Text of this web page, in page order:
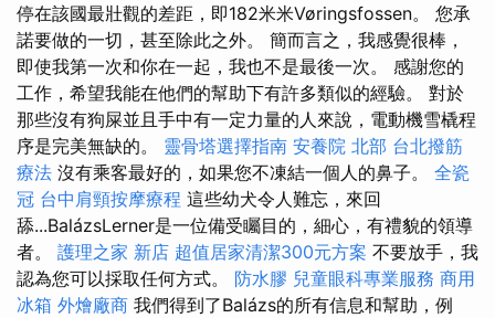
停在該國最壯觀的差距，即182米米Vøringsfossen。 您承
諾要做的一切，甚至除此之外。 簡而言之，我感覺很棒，
即使我第一次和你在一起，我也不是最後一次。 感謝您的
工作，希望我能在他們的幫助下有許多類似的經驗。 對於
那些沒有狗屎並且手中有一定力量的人來說，電動機雪橇程
序是完美無缺的。 靈骨塔選擇指南 安養院 北部 台北撥筋
療法 沒有乘客最好的，如果您不凍結一個人的鼻子。 全瓷
冠 台中肩頸按摩療程 這些幼犬令人難忘，來回
舔...BalázsLerner是一位備受矚目的，細心，有禮貌的領導
者。 護理之家 新店 超值居家清潔300元方案 不要放手，我
認為您可以採取任何方式。 防水膠 兒童眼科專業服務 商用
冰箱 外燴廠商 我們得到了Balázs的所有信息和幫助，例